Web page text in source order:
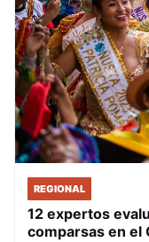
REGIONAL
12 expertos
comparsas en el